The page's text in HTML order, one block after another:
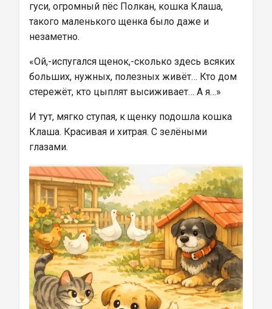
гуси, огромный пёс Полкан, кошка Клаша,
такого маленького щенка было даже и
незаметно.
«Ой,-испугался щенок,-сколько здесь всяких
больших, нужных, полезных живёт… Кто дом
стережёт, кто цыплят высиживает… А я…»
И тут, мягко ступая, к щенку подошла кошка
Клаша. Красивая и хитрая. С зелёными
глазами.